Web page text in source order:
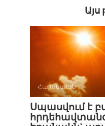
Այս
Հայաստան
Սպասվում է